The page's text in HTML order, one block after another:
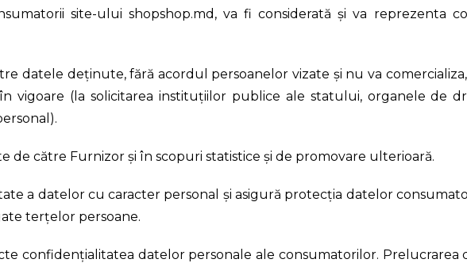
site-ului shopshop.md , va fi considerată și va reprezenta
datele deținute, fără acordul persoanelor vizate și nu va
vigoare (la solicitarea instituțiilor publice ale statului, organele de
către Furnizor și în scopuri statistice și de promovare ulterioară.
a datelor cu caracter personal și asigură protecția datelor
terțelor persoane.
confidențialitatea datelor personale ale consumatorilor. Prelucrarea